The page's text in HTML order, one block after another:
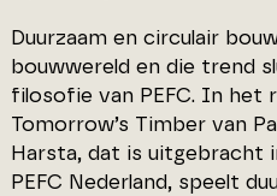
Duurzaam en circulair
bouwwereld en die trend
filosofie van PEFC. In het
Tomorrow’s Timber van
Harsta, dat is uitgebracht
PEFC Nederland, speelt